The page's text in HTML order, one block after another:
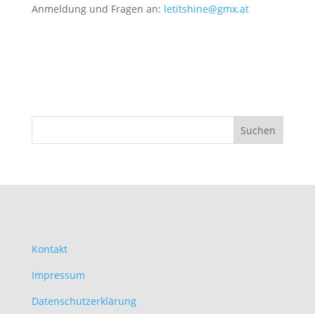
Anmeldung und Fragen an: letitshine@gmx.at
Kontakt
Impressum
Datenschutzerklärung